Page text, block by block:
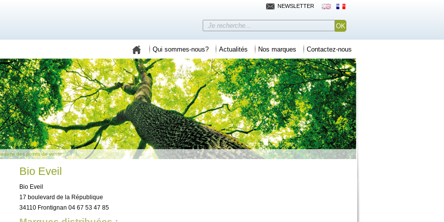
NEWSLETTER
Qui sommes-nous? Actualités Nos marques Contactez-nous
des points de vente
Bio Eveil
Bio Eveil
17 boulevard de la République
34110 Frontignan 04 67 53 47 85